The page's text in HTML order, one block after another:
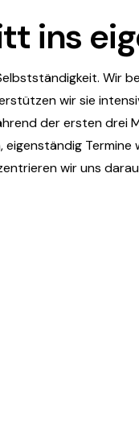
ins
Wir
wir sie
der ersten
eigenständig
wir uns